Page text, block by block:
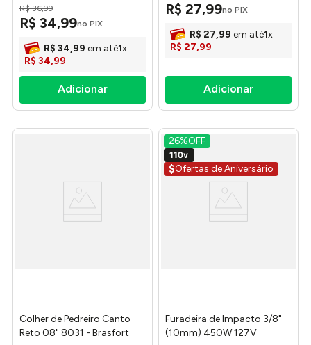
R$ 36,99
R$ 34,99no PIX
R$ 34,99 em até1x
R$ 34,99
R$ 27,99no PIX
R$ 27,99 em até1x
R$ 27,99
Colher de Pedreiro Canto
Reto 08" 8031 - Brasfort
26%OFF
$Ofertas de Aniversário
Furadeira de Impacto 3/8"
(10mm) 450W 127V